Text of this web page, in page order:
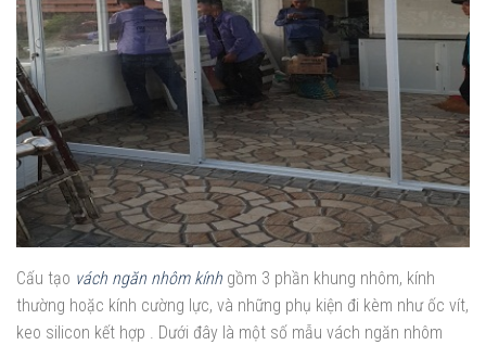
Cấu tạo vách ngăn nhôm kính gồm 3 phần khung nhôm, kính
thường hoặc kính cường lực, và những phụ kiện đi kèm như ốc vít,
keo silicon kết hợp . Dưới đây là một số mẫu vách ngăn nhôm